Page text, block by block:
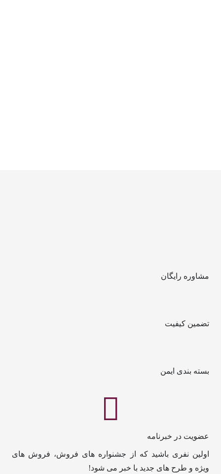
مشاوره رایگان
تضمین کیفیت
بسته بندی ایمن
عضویت در خبرنامه
اولین نفری باشید که از جشنواره های فروش، فروش های
ویژه و طرح های جدید با خبر می شود!